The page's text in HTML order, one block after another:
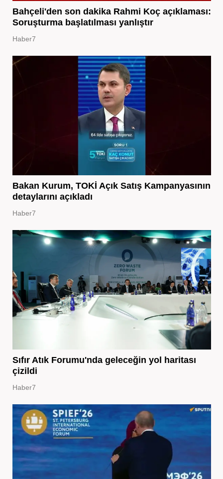
Bahçeli'den son dakika Rahmi Koç açıklaması:
Soruşturma başlatılması yanlıştır
Haber7
Bakan Kurum, TOKİ Açık Satış Kampanyasının
detaylarını açıkladı
Haber7
Sıfır Atık Forumu'nda geleceğin yol haritası
çizildi
Haber7